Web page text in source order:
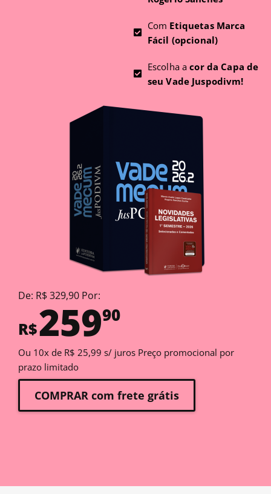
Com Etiquetas Marca
Fácil (opcional)
Escolha acor da Capa de
seu Vade Juspodivm!
De: R$ 329,90 Por:
R$25990
Ou 10x de R$ 25,99 s/ juros Preço promocional por
prazo limitado
COMPRAR com frete grátis